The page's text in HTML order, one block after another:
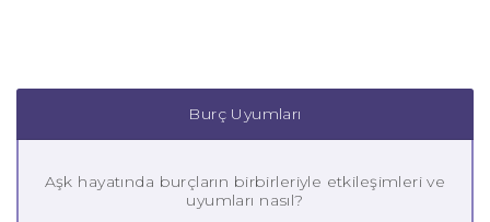
Burç Uyumları
Aşk hayatında burçların birbirleriyle etkileşimleri ve
uyumları nasıl?